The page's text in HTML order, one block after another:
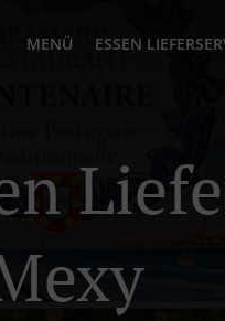
MENÜ ESSEN